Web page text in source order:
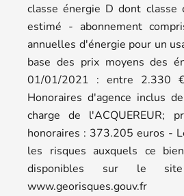
classe énergie D dont
estimé - abonnement
annuelles d'énergie pour un
base des prix moyens des
01/01/2021 : entre 2.330
Honoraires d'agence inclus
charge de l'ACQUEREUR;
honoraires : 373.205 euros -
les risques auxquels ce
disponibles sur le
www.georisques.gouv.fr